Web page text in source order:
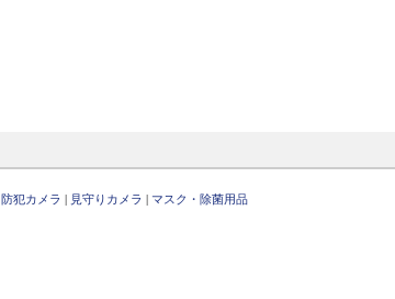
防犯カメラ | 見守りカメラ | マスク・除菌用品